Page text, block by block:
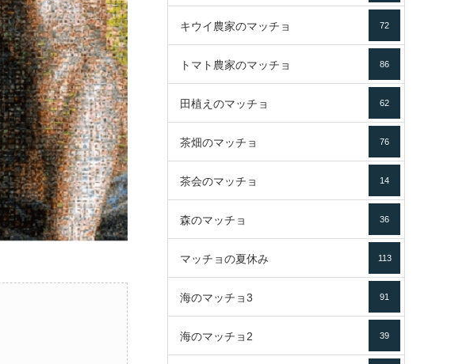
キウイ農家のマッチョ 72
トマト農家のマッチョ 86
田植えのマッチョ 62
茶畑のマッチョ 76
茶会のマッチョ 14
森のマッチョ 36
マッチョの夏休み 113
海のマッチョ3 91
海のマッチョ2 39